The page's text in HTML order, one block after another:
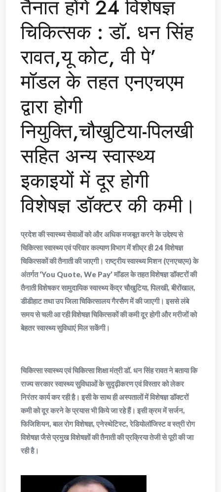
तैनात होंगे 24 विशेषज्ञ
चिकित्सक : डॉ. धन सिंह
रावत,यू कोट, वी पे’
मॉडल के तहत एनएचएम
द्वारा होगी
नियुक्ति,चौखुटिया-पिलखी
सहित अन्य स्वास्थ्य
इकाइयों में दूर होगी
विशेषज्ञ डॉक्टर की कमी।
प्रदेश की स्वास्थ्य सेवाओं को और अधिक मजबूत करने के उद्देश्य से
चिकित्सा स्वास्थ्य एवं परिवार कल्याण विभाग में शीघ्र ही 24 विशेषज्ञ
चिकित्सकों की तैनाती की जाएगी। राष्ट्रीय स्वास्थ्य मिशन (एनएचएम) के
अंतर्गत ‘You Quote, We Pay’ मॉडल के तहत विशेषज्ञ डॉक्टरों की
तैनाती विशेषकर सामुदायिक स्वास्थ्य केंद्र चौखुटिया, पिलखी, बीरोंखाल,
डीडीहाट तथा उप जिला चिकित्सालय गैरसैण में की जाएगी। इससे लंबे
समय से चली आ रही विशेषज्ञ चिकित्सकों की कमी दूर होगी और मरीजों को
बेहतर स्वास्थ्य सुविधाएं मिल सकेंगी।
चिकित्सा स्वास्थ्य एवं चिकित्सा शिक्षा मंत्री डॉ. धन सिंह रावत ने बताया कि
राज्य सरकार स्वास्थ्य सुविधाओं के सुदृढ़ीकरण एवं विस्तार को लेकर
निरंतर कार्य कर रही है। इसी के साथ ही अस्पतालों में विशेषज्ञ डॉक्टरों
कमी को दूर करने के प्रयास भी किये जा रहे हैं। इसी क्रम में सर्जन,
फिजिशियन, बाल रोग विशेषज्ञ, एनेस्थेटिस्ट, रेडियोलॉजिस्ट व स्त्री रोग
विशेषज्ञ जैसे प्रमुख विशेषज्ञों की तैनाती की प्रक्रिया तेजी से पूरी की जा
रही है।